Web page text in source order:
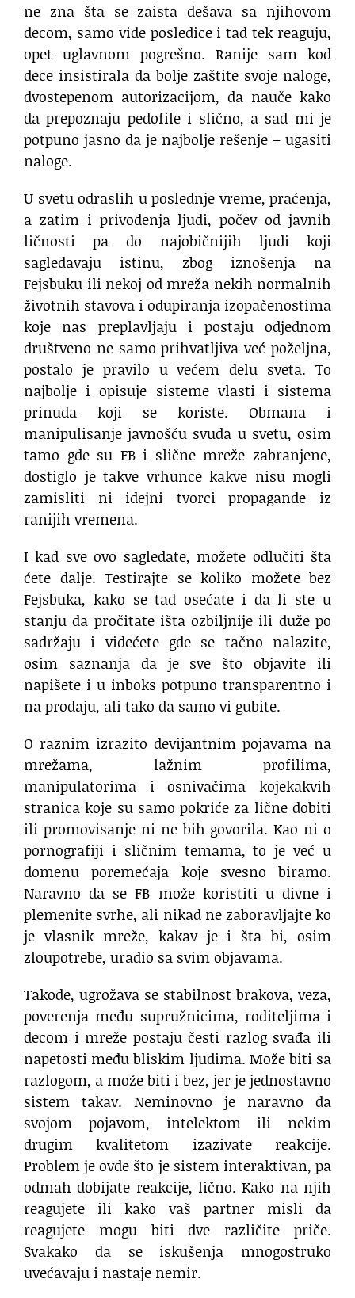
ne zna šta se zaista dešava sa njihovom
decom, samo vide posledice i tad tek reaguju,
opet uglavnom pogrešno. Ranije sam kod
dece insistirala da bolje zaštite svoje naloge,
dvostepenom autorizacijom, da nauče kako
da prepoznaju pedofile i slično, a sad mi je
potpuno jasno da je najbolje rešenje – ugasiti
naloge.
U svetu odraslih u poslednje vreme, praćenja,
a zatim i privođenja ljudi, počev od javnih
ličnosti pa do najobičnijih ljudi koji
sagledavaju istinu, zbog iznošenja na
Fejsbuku ili nekoj od mreža nekih normalnih
životnih stavova i odupiranja izopačenostima
koje nas preplavljaju i postaju odjednom
društveno ne samo prihvatljiva već poželjna,
postalo je pravilo u većem delu sveta. To
najbolje i opisuje sisteme vlasti i sistema
prinuda koji se koriste. Obmana i
manipulisanje javnošću svuda u svetu, osim
tamo gde su FB i slične mreže zabranjene,
dostiglo je takve vrhunce kakve nisu mogli
zamisliti ni idejni tvorci propagande iz
ranijih vremena.
I kad sve ovo sagledate, možete odlučiti šta
ćete dalje. Testirajte se koliko možete bez
Fejsbuka, kako se tad osećate i da li ste u
stanju da pročitate išta ozbiljnije ili duže po
sadržaju i videćete gde se tačno nalazite,
osim saznanja da je sve što objavite ili
napišete i u inboks potpuno transparentno i
na prodaju, ali tako da samo vi gubite.
O raznim izrazito devijantnim pojavama na
mrežama, lažnim profilima,
manipulatorima i osnivačima kojekakvih
stranica koje su samo pokriće za lične dobiti
ili promovisanje ni ne bih govorila. Kao ni o
pornografiji i sličnim temama, to je već u
domenu poremećaja koje svesno biramo.
Naravno da se FB može koristiti u divne i
plemenite svrhe, ali nikad ne zaboravljajte ko
je vlasnik mreže, kakav je i šta bi, osim
zloupotrebe, uradio sa svim objavama.
Takođe, ugrožava se stabilnost brakova, veza,
poverenja među supružnicima, roditeljima i
decom i mreže postaju česti razlog svađa ili
napetosti među bliskim ljudima. Može biti sa
razlogom, a može biti i bez, jer je jednostavno
sistem takav. Neminovno je naravno da
svojom pojavom, intelektom ili nekim
drugim kvalitetom izazivate reakcije.
Problem je ovde što je sistem interaktivan, pa
odmah dobijate reakcije, lično. Kako na njih
reagujete ili kako vaš partner misli da
reagujete mogu biti dve različite priče.
Svakako da se iskušenja mnogostruko
uvećavaju i nastaje nemir.